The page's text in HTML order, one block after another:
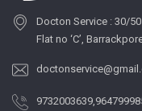
Docton Service : 30/
Flat no ‘C’,
9732003639,